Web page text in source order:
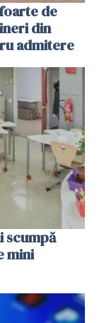
de
din
admitere
scumpă
mini